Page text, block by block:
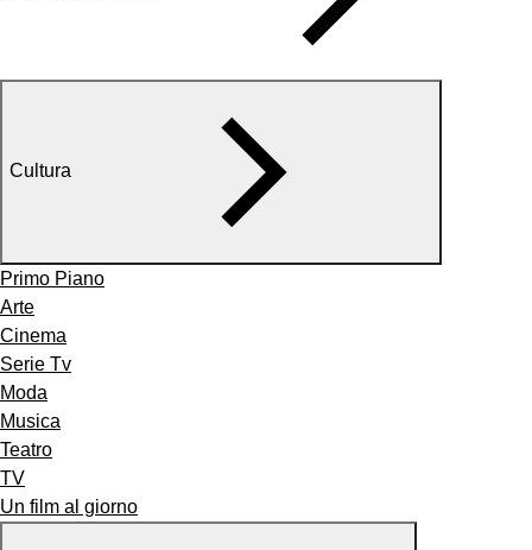
Cultura
Primo Piano
Arte
Cinema
Serie Tv
Moda
Musica
Teatro
TV
Un film al giorno